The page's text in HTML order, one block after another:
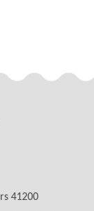
41200